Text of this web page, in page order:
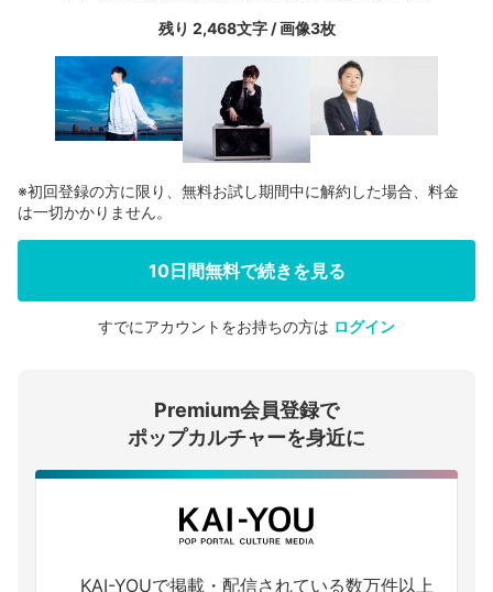
残り 2,468文字 / 画像3枚
会員登録する
ログインする
※初回登録の方に限り、無料お試し期間中に解約した場合、料金
は一切かかりません。
10日間無料で続きを見る
すでにアカウントをお持ちの方は ログイン
Premium会員登録で
ポップカルチャーを身近に
KAI-YOUで掲載・配信されている数万件以上